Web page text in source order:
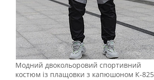
Модний двокольоровий спортивний
костюм із плащовки з капюшоном К-825